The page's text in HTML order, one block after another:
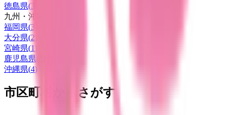
徳島県(3
九州・沖縄
福岡県(3
大分県(2
宮崎県(1)
鹿児島県
沖縄県(4)
市区町村からさがす